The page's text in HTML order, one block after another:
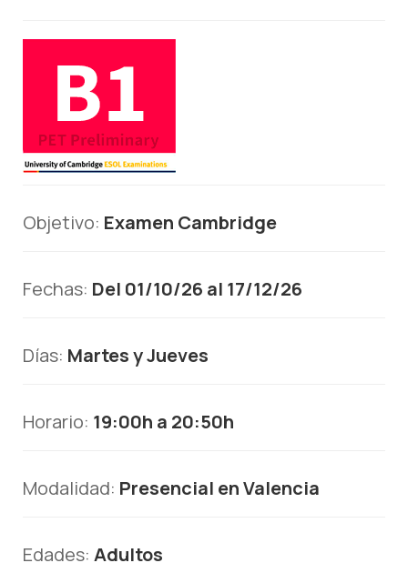
Objetivo: Examen Cambridge
Fechas: Del 01/10/26 al 17/12/26
Días: Martes y Jueves
Horario: 19:00h a 20:50h
Modalidad: Presencial en Valencia
Edades: Adultos